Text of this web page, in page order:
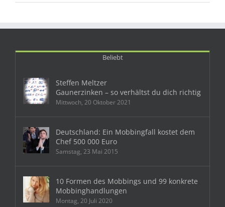
Beliebt
Steffen Meltzer
Gaunerzinken – so verhältst du dich richtig
Mittwoch, 20 Oktober 2021
Deutschland: Ein Mobbingfall kostet dem
Chef 500 000 Euro
Samstag, 23 Mai 2015
10 Formen des Mobbings und 99 konkrete
Mobbinghandlungen
Montag, 20 Juli 2020